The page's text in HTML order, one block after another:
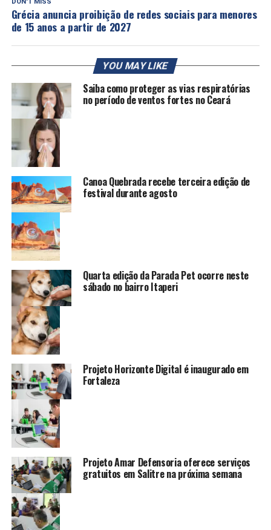
Grécia anuncia proibição de redes sociais para menores
de 15 anos a partir de 2027
YOU MAY LIKE
Saiba como proteger as vias respiratórias
no período de ventos fortes no Ceará
Canoa Quebrada recebe terceira edição de
festival durante agosto
Quarta edição da Parada Pet ocorre neste
sábado no bairro Itaperi
Projeto Horizonte Digital é inaugurado em
Fortaleza
Projeto Amar Defensoria oferece serviços
gratuitos em Salitre na próxima semana